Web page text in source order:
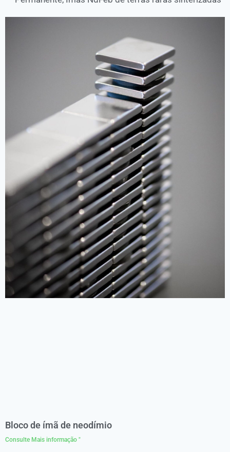
Bloco de ímã de neodímio
Consulte Mais informação "